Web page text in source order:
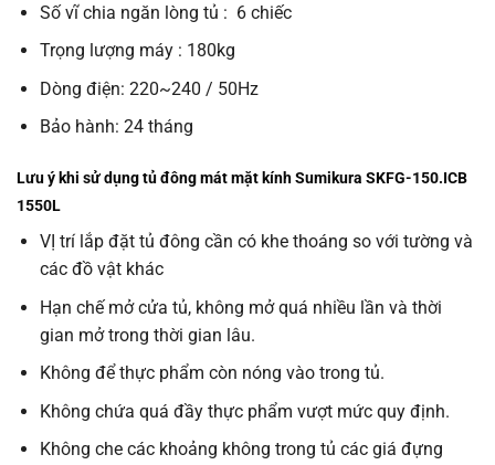
Số vĩ chia ngăn lòng tủ : 6 chiếc
Trọng lượng máy : 180kg
Dòng điện: 220~240 / 50Hz
Bảo hành: 24 tháng
Lưu ý khi sử dụng tủ đông mát mặt kính Sumikura SKFG-150.ICB
1550L
VỊ trí lắp đặt tủ đông cần có khe thoáng so với tường và
các đồ vật khác
Hạn chế mở cửa tủ, không mở quá nhiều lần và thời
gian mở trong thời gian lâu.
Không để thực phẩm còn nóng vào trong tủ.
Không chứa quá đầy thực phẩm vượt mức quy định.
Không che các khoảng không trong tủ các giá đựng